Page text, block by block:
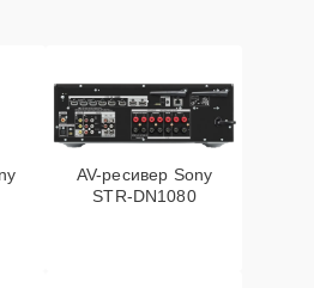
AV-ресивер Sony
STR-DN1080